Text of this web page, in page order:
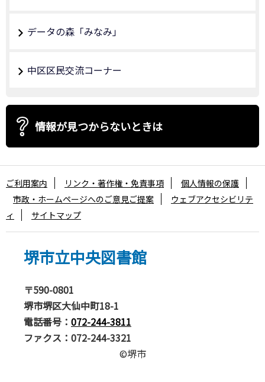
データの森「みなみ」
中区区民交流コーナー
情報が見つからないときは
堺市立中央図書館
〒590-0801
堺市堺区大仙中町18-1
電話番号： 072-244-3811
ファクス：072-244-3321
ご利用案内 リンク・著作権・免責事項
個人情報の保護
市政・ホームページへのご意見ご提案
ウェブアクセシビリテ
ィ
サイトマップ
©堺市